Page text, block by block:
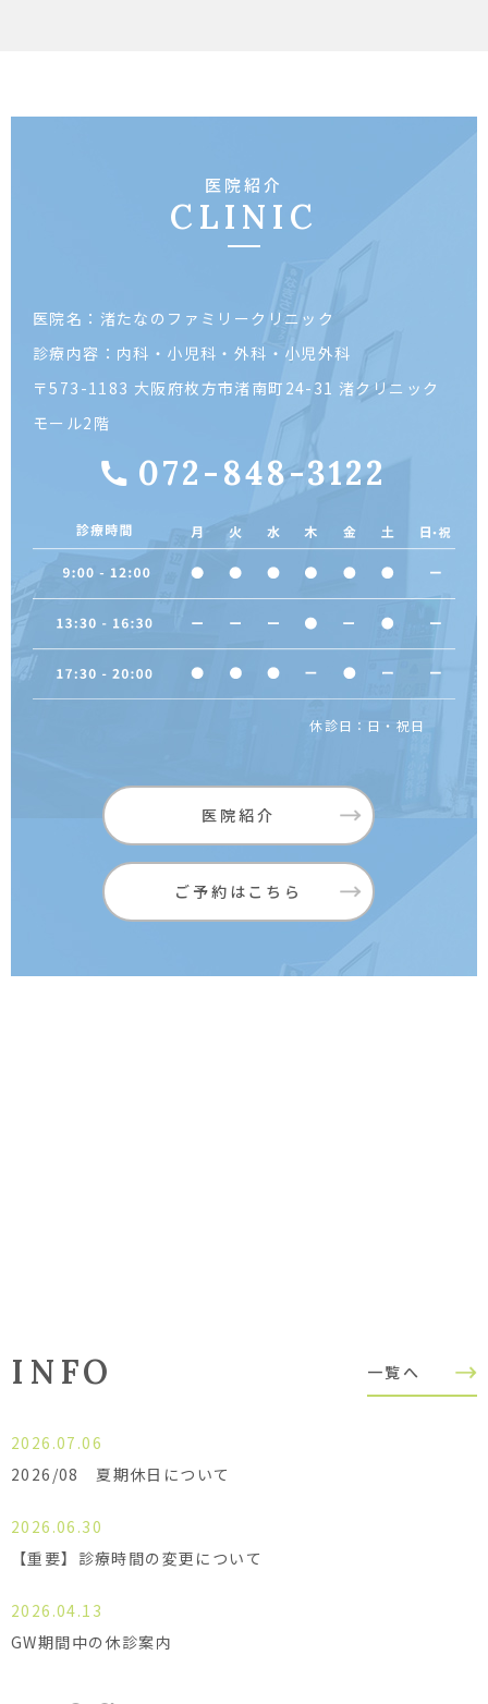
医院紹介
CLINIC
医院名：渚たなのファミリークリニック
診療内容：内科・小児科・外科・小児外科
〒573-1183 大阪府枚方市渚南町24-31 渚クリニック
モール2階
072-848-3122
休診日：日・祝日
医院紹介
ご予約はこちら
INFO 一覧へ
2026.07.06
2026/08 夏期休日について
2026.06.30
【重要】診療時間の変更について
2026.04.13
GW期間中の休診案内